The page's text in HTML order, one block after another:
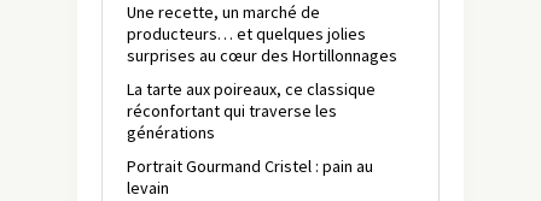
Une recette, un marché de
producteurs… et quelques jolies
surprises au cœur des Hortillonnages
La tarte aux poireaux, ce classique
réconfortant qui traverse les
générations
Portrait Gourmand Cristel : pain au
levain